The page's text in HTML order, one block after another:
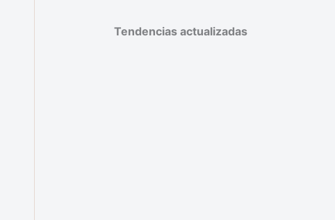
Tendencias actualizadas